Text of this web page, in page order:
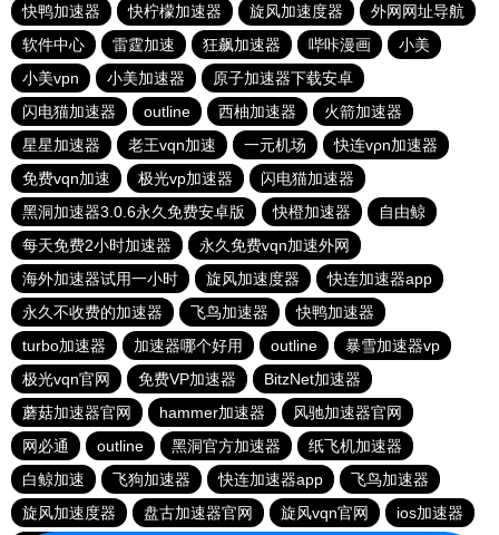
快鸭加速器
快柠檬加速器 旋风加速度器
外网网址导航
软件中心
雷霆加速 狂飙加速器 哔咔漫画
小美
小美vpn
小美加速器
原子加速器下载安卓
闪电猫加速器
outline 西柚加速器
火箭加速器
星星加速器
老王vqn加速 一元机场
快连vρn加速器
免费vqn加速
极光vp加速器
闪电猫加速器
黑洞加速器3.0.6永久免费安卓版
快橙加速器
自由鲸
每天免费2小时加速器
永久免费vqn加速外网
海外加速器试用一小时
旋风加速度器
快连加速器app
永久不收费的加速器
飞鸟加速器
快鸭加速器
turbo加速器
加速器哪个好用 outline
暴雪加速器vp
极光vqn官网
免费VP加速器
BitzNet加速器
蘑菇加速器官网
hammer加速器
风驰加速器官网
网必通
outline 黑洞官方加速器
纸飞机加速器
白鲸加速
飞狗加速器 快连加速器app
飞鸟加速器
旋风加速度器
盘古加速器官网 旋风vqn官网 ios加速器